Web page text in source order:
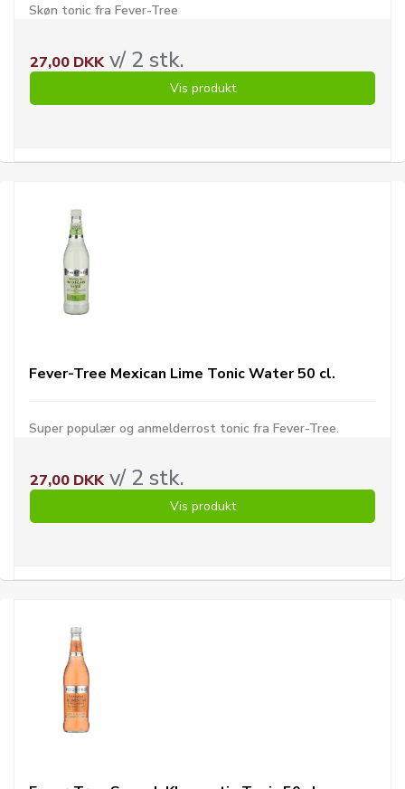
Skøn tonic fra Fever-Tree
27,00 DKKv/ 2 stk.
Vis produkt
Fever-Tree Mexican Lime Tonic Water 50 cl.
Super populær og anmelderrost tonic fra Fever-Tree.
27,00 DKKv/ 2 stk.
Vis produkt